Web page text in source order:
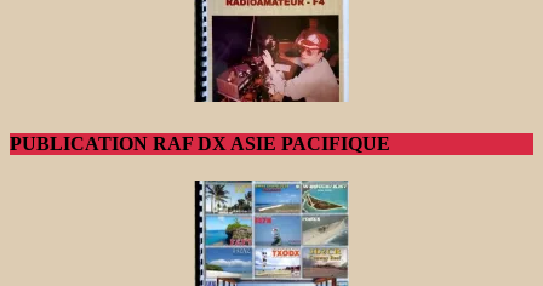
PUBLICATION RAF DX ASIE PACIFIQUE